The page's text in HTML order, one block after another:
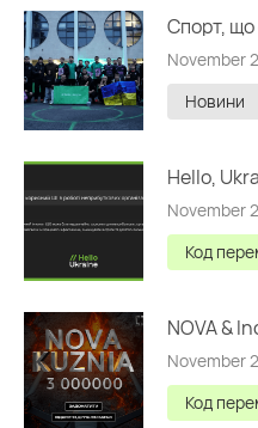
November
Новини
November
Код
November
Код